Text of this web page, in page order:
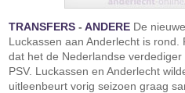
TRANSFERS -ANDERE De
Luckassen aan Anderlecht is
dat het de Nederlandse
PSV. Luckassen en Anderlecht
uitleenbeurt vorig seizoen graag